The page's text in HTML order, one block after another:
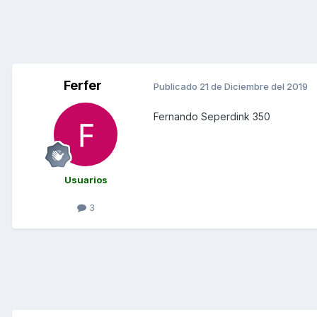
Ferfer
Usuarios
3
Publicado 21 de Diciembre del 2019
Fernando Seperdink 350